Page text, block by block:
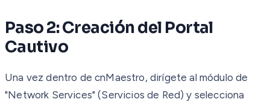
Paso 2: Creación del Portal
Cautivo
Una vez dentro de cnMaestro, dirígete al módulo de
"Network Services" (Servicios de Red) y selecciona